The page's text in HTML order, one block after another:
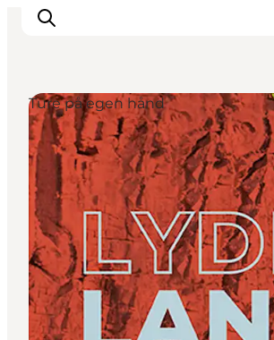
Inspiration
Destinationer
Oplevelser
Overnatning
Planlæg ferien
Ture på egen hånd